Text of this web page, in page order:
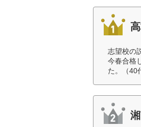
志望校の
今春合格
た。（40